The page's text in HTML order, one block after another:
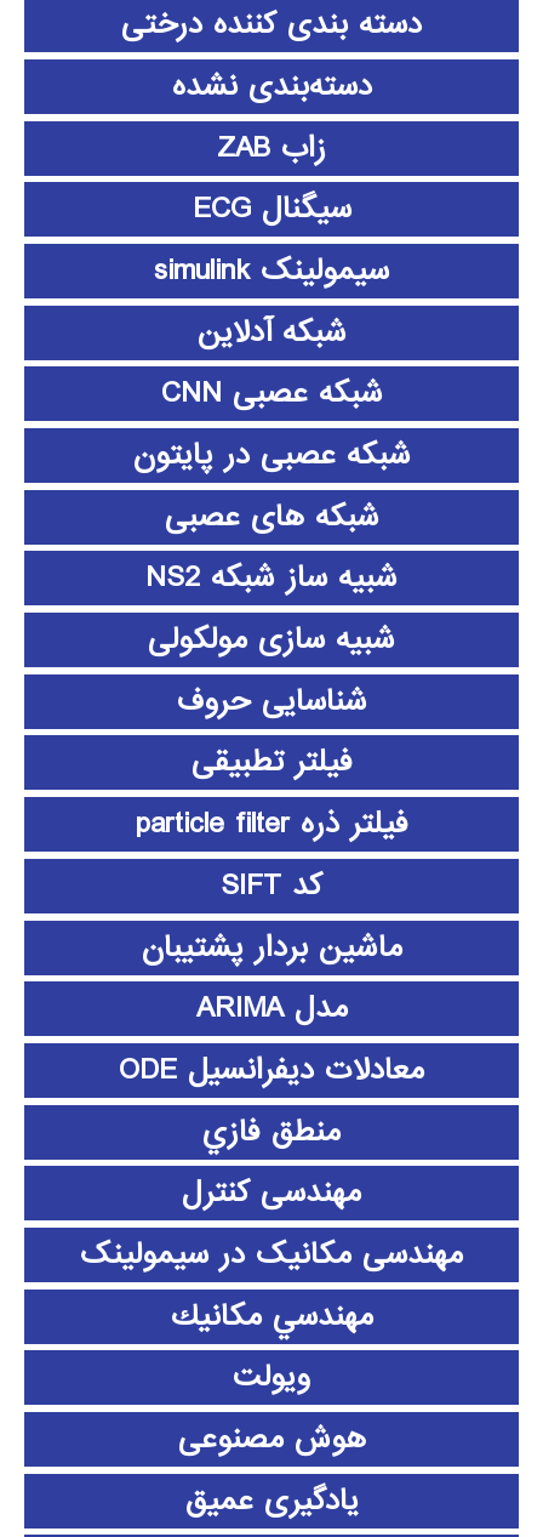
دسته بندی کننده درختی
دسته‌بندی نشده
زاب ZAB
سیگنال ECG
سیمولینک simulink
شبکه آدلاین
شبکه عصبی CNN
شبکه عصبی در پایتون
شبکه های عصبی
شبیه ساز شبکه NS2
شبیه سازی مولکولی
شناسایی حروف
فیلتر تطبیقی
فیلتر ذره particle filter
کد SIFT
ماشین بردار پشتیبان
مدل ARIMA
معادلات دیفرانسیل ODE
منطق فازي
مهندسی کنترل
مهندسی مکانیک در سیمولینک
مهندسي مكانيك
ویولت
هوش مصنوعی
یادگیری عمیق